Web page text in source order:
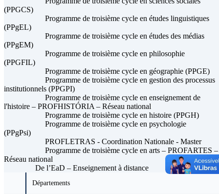
(PPGCS)
Programme de troisième cycle en études linguistiques
(PPgEL)
Programme de troisième cycle en études des médias
(PPgEM)
Programme de troisième cycle en philosophie
(PPGFIL)
Programme de troisième cycle en géographie (PPGE)
Programme de troisième cycle en gestion des processus
institutionnels (PPGPI)
Programme de troisième cycle en enseignement de
l'histoire – PROFHISTÓRIA – Réseau national
Programme de troisième cycle en histoire (PPGH)
Programme de troisième cycle en psychologie
(PPgPsi)
PROFLETRAS - Coordination Nationale - Master
Programme de troisième cycle en arts – PROFARTES –
Réseau national
De l’EaD – Enseignement à distance
Départements